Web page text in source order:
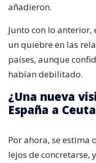
añadieron.
Junto con lo anterior,
un quiebre en las
países, aunque
habían debilitado.
¿Una nueva
España a
Por ahora, se estima
lejos de concretarse,